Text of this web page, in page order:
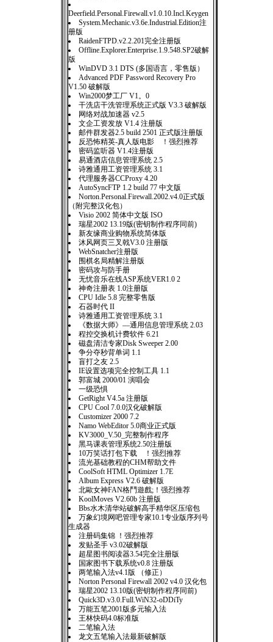
Deerfield.Personal.Firewall.v1.0.10.Incl.Keygen
System.Mechanic.v3.6e.Industrial.Edition注
册版
RaidenFTPD.v2.2.201完全注册版
Offline.Explorer.Enterprise.1.9.548.SP2破解
版
WinDVD 3.1 DTS (多国语言，零售版）
Advanced PDF Password Recovery Pro
V1.50 破解版
Win2000梦工厂 V1。0
干洗店干洗管理系统正式版 V3.3 破解版
网络对战加速器 v2.5
文企工资发放 V1.4 注册版
邮件群发器2.5 build 2501 正式版注册版
反恐怖精英-真人版电影 ！强烈推荐
密码监听器 V1.4注册版
易通酒店信息管理系统 2.5
诗雅通用工资管理系统 3.1
代理服务器CCProxy 4.20
AutoSyncFTP 1.2 build 77 中文版
Norton.Personal.Firewall.2002.v4.0正式版
（附完整汉化包）
Visio 2002 简体中文版 ISO
瑞星2002 13.19版(密钥制作程序同前)
新友缘商业购物系统简体版
沐风网页三叉戟V3.0 注册版
WebSnatcher注册版
围棋名局精解注册版
密码攻与防手册
无忧音乐在线ASP系统VER1.0 2
神奇注册表 1.0注册版
CPU Idle 5.8 完整零售版
石器时代 II
诗雅通用工资管理系统 3.1
《数据大师》—通用信息管理系统 2.03
程控交换机计费软件 6.21
磁盘清洁专家Disk Sweeper 2.00
争分夺秒背单词 1.1
盲打之友 2.5
IE设置选项完全控制工具 1.1
郭富城 2000/01 演唱会
一级恐惧
GetRight V4.5a 注册版
CPU Cool 7.0.0汉化破解版
Customizer 2000 7.2
Namo WebEditor 5.0商业正式版
KV3000_V.50_完整制作程序
黑马课表管理系统2.50注册版
10万笑话打包下载 ！强烈推荐
流光基础教程的CHM帮助文件
CoolSoft HTML Optimizer 1.7E
Album Express V2.6 破解版
北歐女神FAN格鬥遊戲;！强烈推荐
KoolMoves V2.60b 注册版
Bbs水木清华站破解高手精华区压缩包
万象幻境网吧管理专家10.1专业版序列号
生成器
注册码集锦 ！强烈推荐
发贴圣手 v3.02破解版
超星图书阅读器3.54完全注册版
国家图书下载系统v0.8 注册版
两笔输入法v4.1版 （修正）
Norton Personal Firewall 2002 v4.0 汉化包
瑞星2002 13.10版(密钥制作程序同前)
Quick3D.v3.0.Full.WiN32-oDDiTy
万能五笔2001版多元输入法
王林快码4.0标准版
二笔输入法
龙文五笔输入法最新破解版